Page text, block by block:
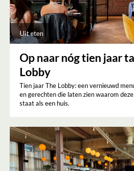
Uit eten
Op naar nóg tien jaar
Lobby
Tien jaar The Lobby: een vernieuwd
en gerechten die laten zien waarom
staat als een huis.